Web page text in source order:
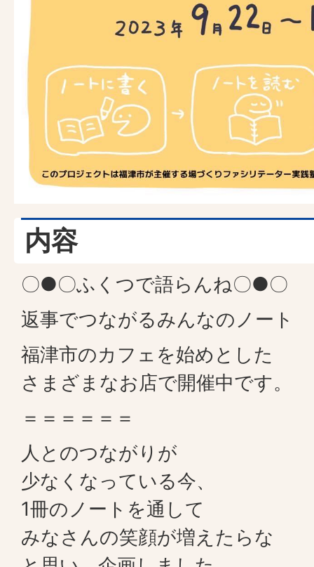
内容
〇●〇ふくつで語らんね〇●〇
返事でつながるみんなのノート
福津市のカフェを始めとした
さまざまなお店で開催中です。
＝＝＝＝＝＝
人とのつながりが
少なくなっている今、
1冊のノートを通して
みなさんの笑顔が増えたらな